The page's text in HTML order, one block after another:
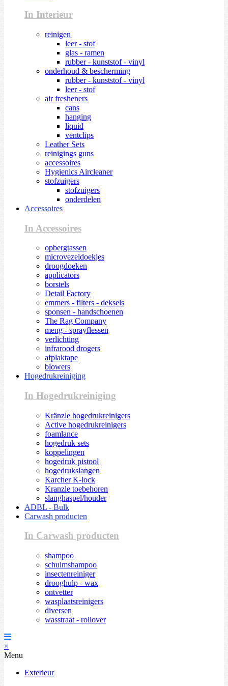
In Interieur
reinigen
leer - stof
glas - ramen
rubber - kunststof - vinyl
onderhoud & bescherming
rubber - kunststof - vinyl
leer - stof
air fresheners
cans
hanging
liquid
ventclips
Leather Sets
reinigings guns
accessoires
Hygienics Aircleaner
stofzuigers
stofzuigers
onderdelen
Accessoires
In Accessoires
opbergtassen
microvezeldoekjes
droogdoeken
applicators
borstels
Detail Factory
emmers - filters - deksels
sponsen - handschoenen
The Rag Company
meng - sprayflessen
verlichting
infrarood drogers
afplaktape
blowers
Hogedrukreiniging
In Hogedrukreiniging
Kränzle hogedrukreinigers
Active hogedrukreinigers
foamlance
hogedruk sets
koppelingen
hogedruk pistool
hogedrukslangen
Karcher K-lock
Kranzle toebehoren
slanghaspel/houder
ADBL - Bulk
Carwash producten
In Carwash producten
shampoo
schuimshampoo
insectenreiniger
drooghulp - wax
ontvetter
wasplaatsreinigers
diversen
wasstraat - rollover
×
Menu
Exterieur